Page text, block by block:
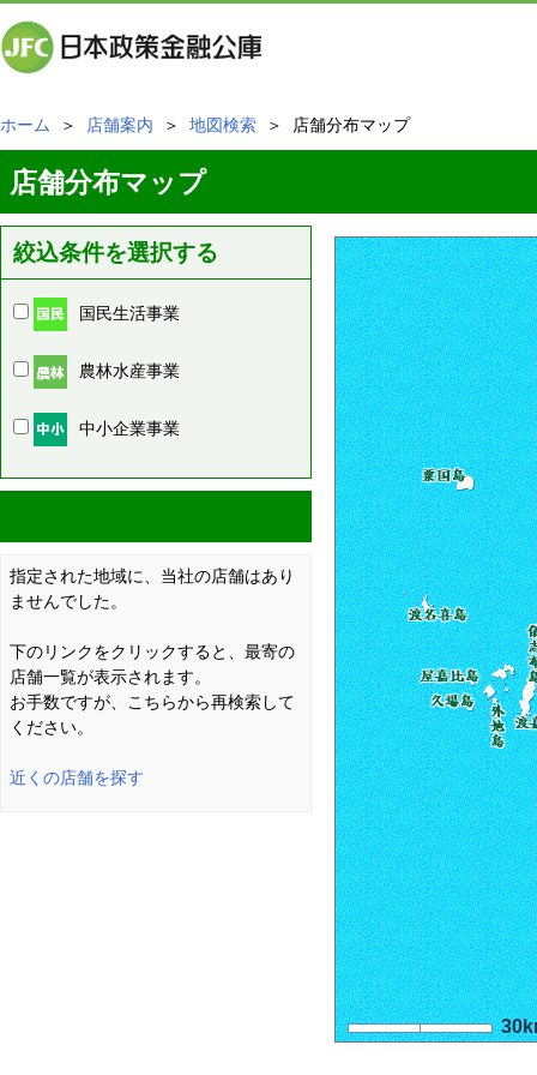
ホーム ＞ 店舗案内 ＞ 地図検索 ＞ 店舗分布マップ
店舗分布マップ
絞込条件を選択する
国民生活事業
農林水産事業
中小企業事業
指定された地域に、当社の店舗はあり
ませんでした。
下のリンクをクリックすると、最寄の
店舗一覧が表示されます。
お手数ですが、こちらから再検索して
ください。
近くの店舗を探す